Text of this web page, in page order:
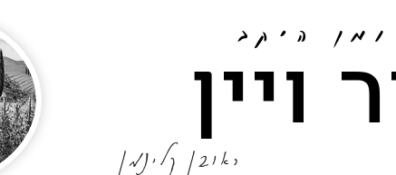
היקב
ויין
ראובן קלינמן